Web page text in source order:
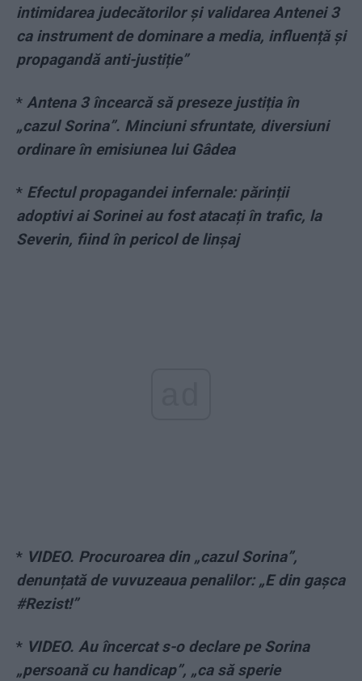
intimidarea judecătorilor și validarea Antenei 3
ca instrument de dominare a media, influență și
propagandă anti-justiție”
* Antena 3 încearcă să preseze justiția în
„cazul Sorina”. Minciuni sfruntate, diversiuni
ordinare în emisiunea lui Gâdea
* Efectul propagandei infernale: părinții
adoptivi ai Sorinei au fost atacați în trafic, la
Severin, fiind în pericol de linșaj
* VIDEO. Procuroarea din „cazul Sorina”,
denunțată de vuvuzeaua penalilor: „E din gașca
#Rezist!”
* VIDEO. Au încercat s-o declare pe Sorina
„persoană cu handicap”, „ca să sperie